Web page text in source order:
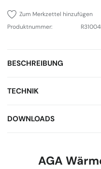
Zum Merkzettel hinzufügen
Produktnummer:
BESCHREIBUNG
TECHNIK
DOWNLOADS
AGA